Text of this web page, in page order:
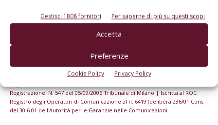
Gestisci 1808 fornitori Per saperne di più su questi scopi
Accetta
Preferenze
Cookie Policy Privacy Policy
© Tecniche Nuove Spa. Tutti i diritti riservati. Sede legale Via Eritrea 21 -
20157 Milano | Codice fiscale, Partita IVA e Iscrizione al Registro delle
Registrazione: N. 547 del 05/09/2006 Tribunale di Milano | Iscritta al ROC
Registro degli Operatori di Comunicazione al n. 6419 (delibera 236/01 Cons
del 30.6.01 dell'Autorità per le Garanzie nelle Comunicazioni